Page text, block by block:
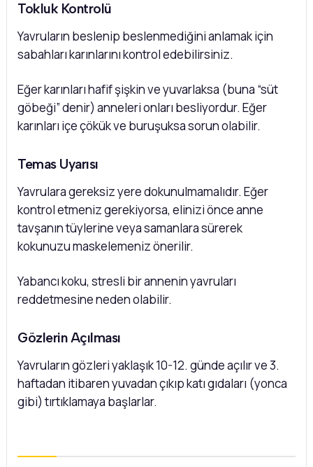
Tokluk Kontrolü
Yavruların beslenip beslenmediğini anlamak için
sabahları karınlarını kontrol edebilirsiniz.
Eğer karınları hafif şişkin ve yuvarlaksa (buna “süt
göbeği” denir) anneleri onları besliyordur. Eğer
karınları içe çökük ve buruşuksa sorun olabilir.
Temas Uyarısı
Yavrulara gereksiz yere dokunulmamalıdır. Eğer
kontrol etmeniz gerekiyorsa, elinizi önce anne
tavşanın tüylerine veya samanlara sürerek
kokunuzu maskelemeniz önerilir.
Yabancı koku, stresli bir annenin yavruları
reddetmesine neden olabilir.
Gözlerin Açılması
Yavruların gözleri yaklaşık 10-12. günde açılır ve 3.
haftadan itibaren yuvadan çıkıp katı gıdaları (yonca
gibi) tırtıklamaya başlarlar.